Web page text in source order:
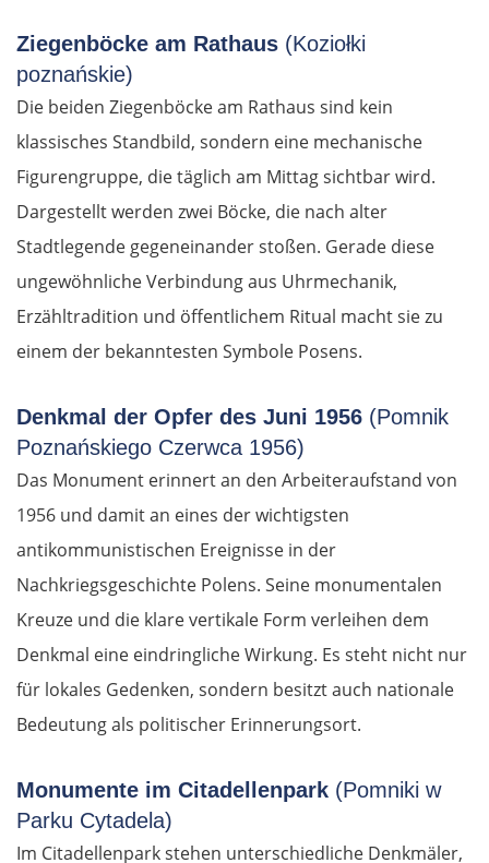
Ziegenböcke am Rathaus (Koziołki
poznańskie)
Die beiden Ziegenböcke am Rathaus sind kein
klassisches Standbild, sondern eine mechanische
Figurengruppe, die täglich am Mittag sichtbar wird.
Dargestellt werden zwei Böcke, die nach alter
Stadtlegende gegeneinander stoßen. Gerade diese
ungewöhnliche Verbindung aus Uhrmechanik,
Erzähltradition und öffentlichem Ritual macht sie zu
einem der bekanntesten Symbole Posens.
Denkmal der Opfer des Juni 1956 (Pomnik
Poznańskiego Czerwca 1956)
Das Monument erinnert an den Arbeiteraufstand von
1956 und damit an eines der wichtigsten
antikommunistischen Ereignisse in der
Nachkriegsgeschichte Polens. Seine monumentalen
Kreuze und die klare vertikale Form verleihen dem
Denkmal eine eindringliche Wirkung. Es steht nicht nur
für lokales Gedenken, sondern besitzt auch nationale
Bedeutung als politischer Erinnerungsort.
Monumente im Citadellenpark (Pomniki w
Parku Cytadela)
Im Citadellenpark stehen unterschiedliche Denkmäler,